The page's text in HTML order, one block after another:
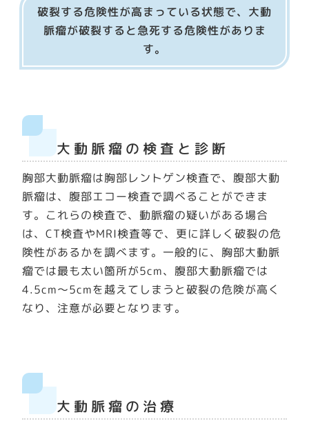
破裂する危険性が高まっている状態で、大動
脈瘤が破裂すると急死する危険性がありま
す。
大動脈瘤の検査と診断
胸部大動脈瘤は胸部レントゲン検査で、腹部大動
脈瘤は、腹部エコー検査で調べることができま
す。これらの検査で、動脈瘤の疑いがある場合
は、CT検査やMRI検査等で、更に詳しく破裂の危
険性があるかを調べます。一般的に、胸部大動脈
瘤では最も太い箇所が5cm、腹部大動脈瘤では
4.5cm～5cmを越えてしまうと破裂の危険が高く
なり、注意が必要となります。
大動脈瘤の治療